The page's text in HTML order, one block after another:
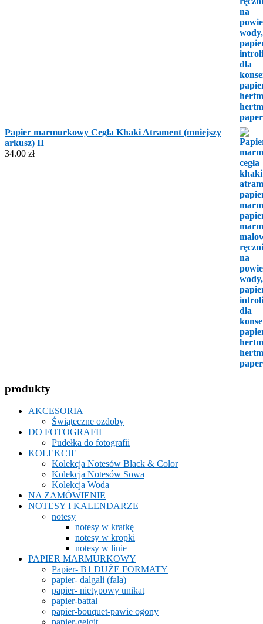
Papier marmurkowy Cegła Khaki Atrament (mniejszy
arkusz) II
34.00 zł
produkty
AKCESORIA
Świąteczne ozdoby
DO FOTOGRAFII
Pudełka do fotografii
KOLEKCJE
Kolekcja Notesów Black & Color
Kolekcja Notesów Sowa
Kolekcja Woda
NA ZAMÓWIENIE
NOTESY I KALENDARZE
notesy
notesy w kratkę
notesy w kropki
notesy w linie
PAPIER MARMURKOWY
Papier- B1 DUŻE FORMATY
papier- dalgali (fala)
papier- nietypowy unikat
papier-battal
papier-bouquet-pawie ogony